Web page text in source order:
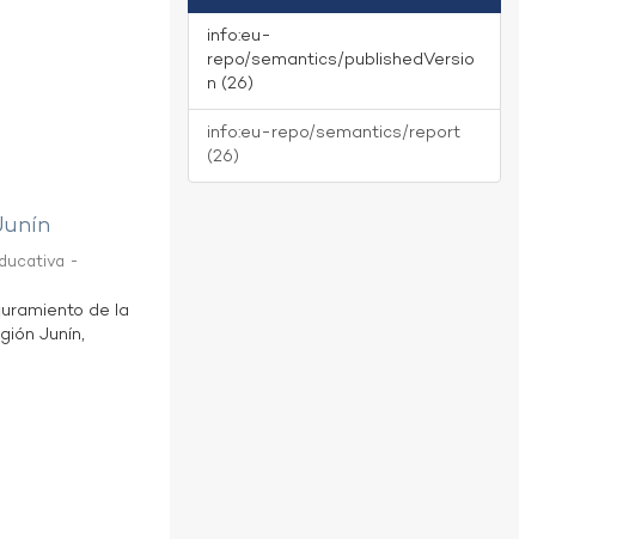
-
de la
Junín,
info:eu-
repo/semantics/publishedVersio
n (26)
info:eu-repo/semantics/report
(26)